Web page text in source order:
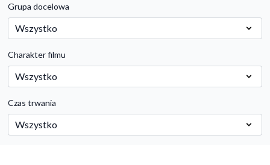
Grupa docelowa
Charakter filmu
Czas trwania